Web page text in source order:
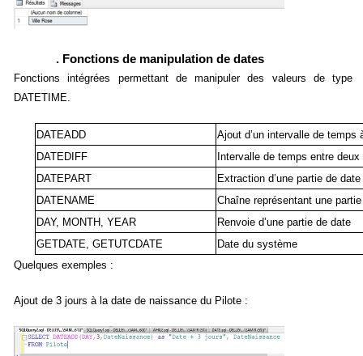
. Fonctions de manipulation de dates
Fonctions intégrées permettant de manipuler des valeurs de type
DATETIME.
DATEADD
Ajout d’un intervalle de
DATEDIFF
Intervalle de temps entre deux
DATEPART
Extraction d’une partie de date
DATENAME
Chaîne représentant une
DAY, MONTH, YEAR
Renvoie d’une partie de date
GETDATE, GETUTCDATE
Date du système
Quelques exemples :
Ajout de 3 jours à la date de naissance du Pilote :